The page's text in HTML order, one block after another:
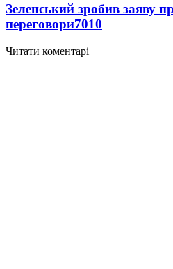
Зеленський зробив заяву
переговори7010
Читати коментарі